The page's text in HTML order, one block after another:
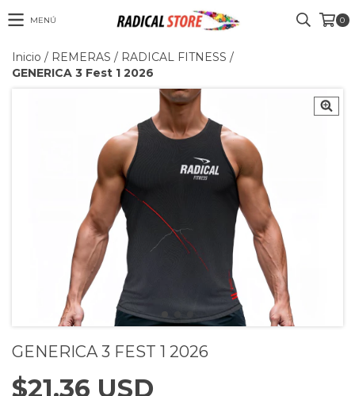
MENÚ 0
Inicio / REMERAS / RADICAL FITNESS /
GENERICA 3 Fest 1 2026
GENERICA 3 FEST 1 2026
$21.36 USD